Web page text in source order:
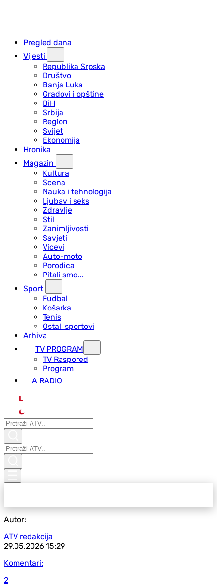
Pregled dana
Vijesti
Republika Srpska
Društvo
Banja Luka
Gradovi i opštine
BiH
Srbija
Region
Svijet
Ekonomija
Hronika
Magazin
Kultura
Scena
Nauka i tehnologija
Ljubav i seks
Zdravlje
Stil
Zanimljivosti
Savjeti
Vicevi
Auto-moto
Porodica
Pitali smo...
Sport
Fudbal
Košarka
Tenis
Ostali sportovi
Arhiva
TV PROGRAM
ТV Raspored
Program
A RADIO
L
Autor:
ATV redakcija
29.05.2026 15:29
Komentari:
2